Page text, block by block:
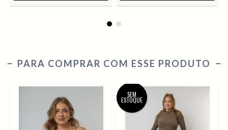
PARA COMPRAR COM ESSE PRODUTO
SEM
ESTOQUE